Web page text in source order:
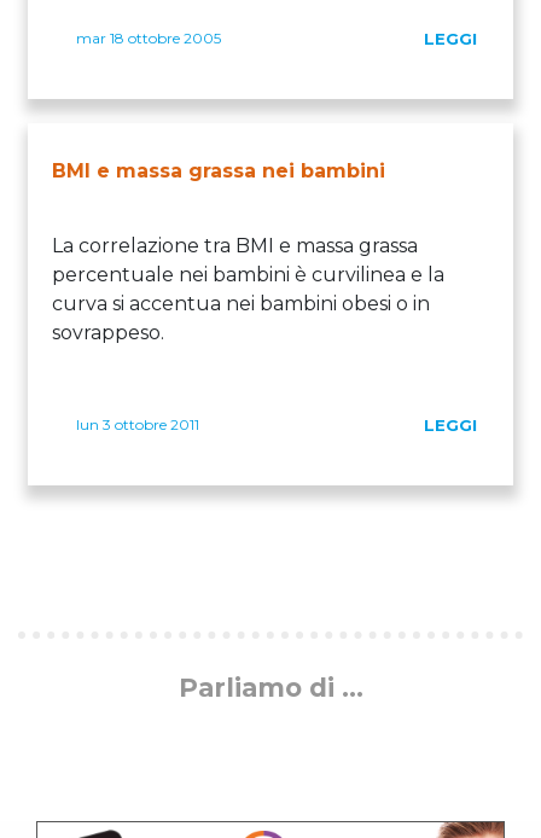
mar 18 ottobre 2005 LEGGI
BMI e massa grassa nei bambini
La correlazione tra BMI e massa grassa
percentuale nei bambini è curvilinea e la
curva si accentua nei bambini obesi o in
sovrappeso.
lun 3 ottobre 2011 LEGGI
Parliamo di ...